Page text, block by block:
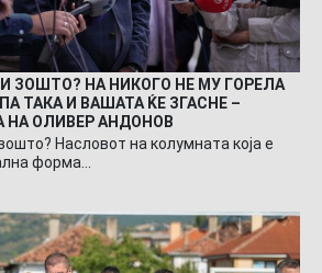
ЗОШТО? НА НИКОГО НЕ МУ ГОРЕЛА
ТАКА И ВАШАТА ЌЕ ЗГАСНЕ –
НА ОЛИВЕР АНДОНОВ
Насловот на колумната која е
форма…